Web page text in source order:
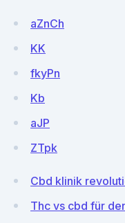
aZnCh
KK
fkyPn
Kb
aJP
ZTpk
Cbd klinik
Thc vs cbd für